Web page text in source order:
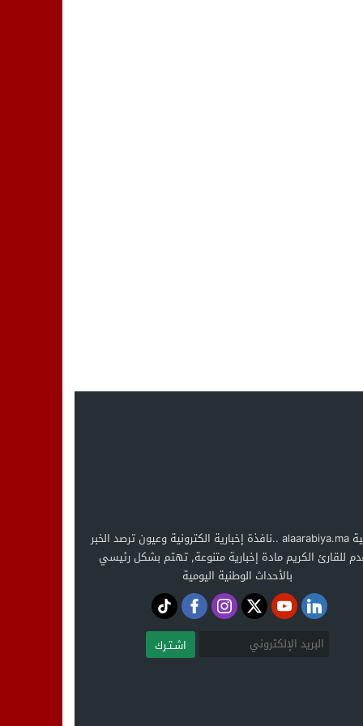
العربية alaarabiya.ma ..نافذة إخبارية الكترونية وعيون ترصد الخبر
للقارئ الكريم مادة إخبارية متنوعة, تهتم بشكل رئيسي
بالأحداث الوطنية اليومية
اشـتـرك